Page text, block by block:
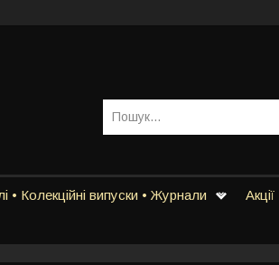
• Колекційні випуски • Журнали Акції